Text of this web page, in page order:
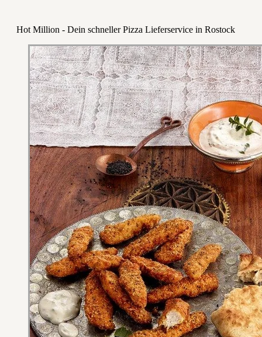
Hot Million - Dein schneller Pizza Lieferservice in Rostock